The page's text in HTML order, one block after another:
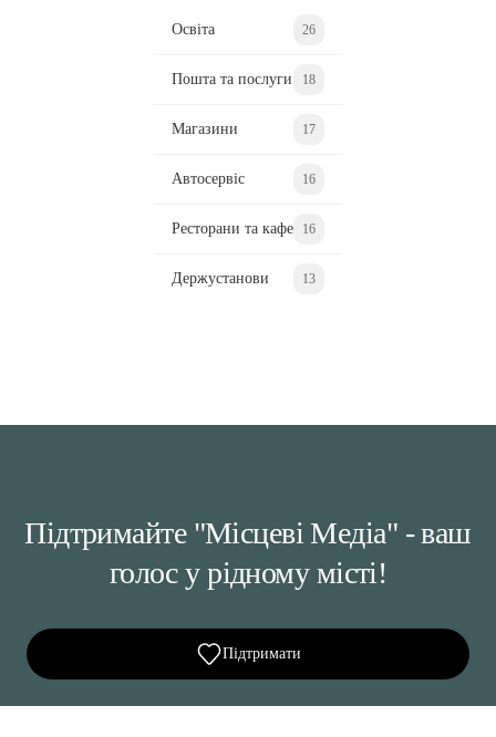
Освіта 26
Пошта та послуги 18
Магазини 17
Автосервіс 16
Ресторани та кафе 16
Держустанови 13
Підтримайте "Місцеві Медіа" - ваш
голос у рідному місті!
Підтримати